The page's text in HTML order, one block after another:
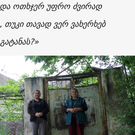
ოთხჯერ უფრო ძვირად
თუკი თავად ვერ ვახერხებ
?»